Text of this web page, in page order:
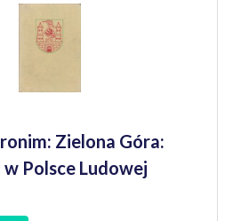
Zielona Góra:
Polsce Ludowej